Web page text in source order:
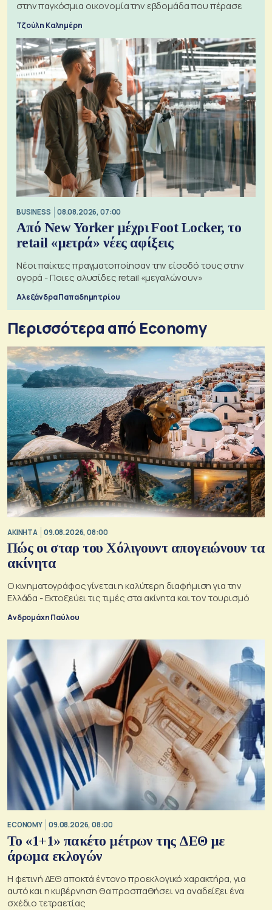
στην παγκόσμια οικονομία την εβδομάδα που πέρασε
Τζούλη Καλημέρη
BUSINESS 08.08.2026, 07:00
Από New Yorker μέχρι Foot Locker, το
retail «μετρά» νέες αφίξεις
Νέοι παίκτες πραγματοποίησαν την είσοδό τους στην
αγορά - Ποιες αλυσίδες retail «μεγαλώνουν»
Αλεξάνδρα Παπαδημητρίου
Περισσότερα από Economy
ΑΚΙΝΗΤΑ 09.08.2026, 08:00
Πώς οι σταρ του Χόλιγουντ απογειώνουν τα
ακίνητα
Ο κινηματογράφος γίνεται η καλύτερη διαφήμιση για την
Ελλάδα - Εκτοξεύει τις τιμές στα ακίνητα και τον τουρισμό
Ανδρομάχη Παύλου
ECONOMY 09.08.2026, 08:00
Το «1+1» πακέτο μέτρων της ΔΕΘ με
άρωμα εκλογών
Η φετινή ΔΕΘ αποκτά έντονο προεκλογικό χαρακτήρα, για
αυτό και η κυβέρνηση θα προσπαθήσει να αναδείξει ένα
σχέδιο τετραετίας